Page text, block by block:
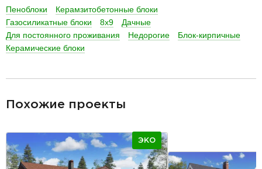
Пеноблоки
Керамзитобетонные блоки
Газосиликатные блоки
8х9
Дачные
Для постоянного проживания
Недорогие
Блок-кирпичные
Керамические блоки
Похожие проекты
ЭКО